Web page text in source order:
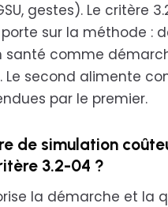
gestes). Le critère
sur la méthode :
santé comme
Le second alimente
par le premier.
de simulation
3.2-04 ?
la démarche et la